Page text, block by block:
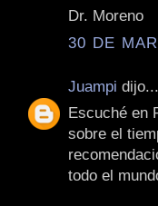
Dr. Moreno
30 DE
Juampi dijo...
Escuché en
sobre el
todo el